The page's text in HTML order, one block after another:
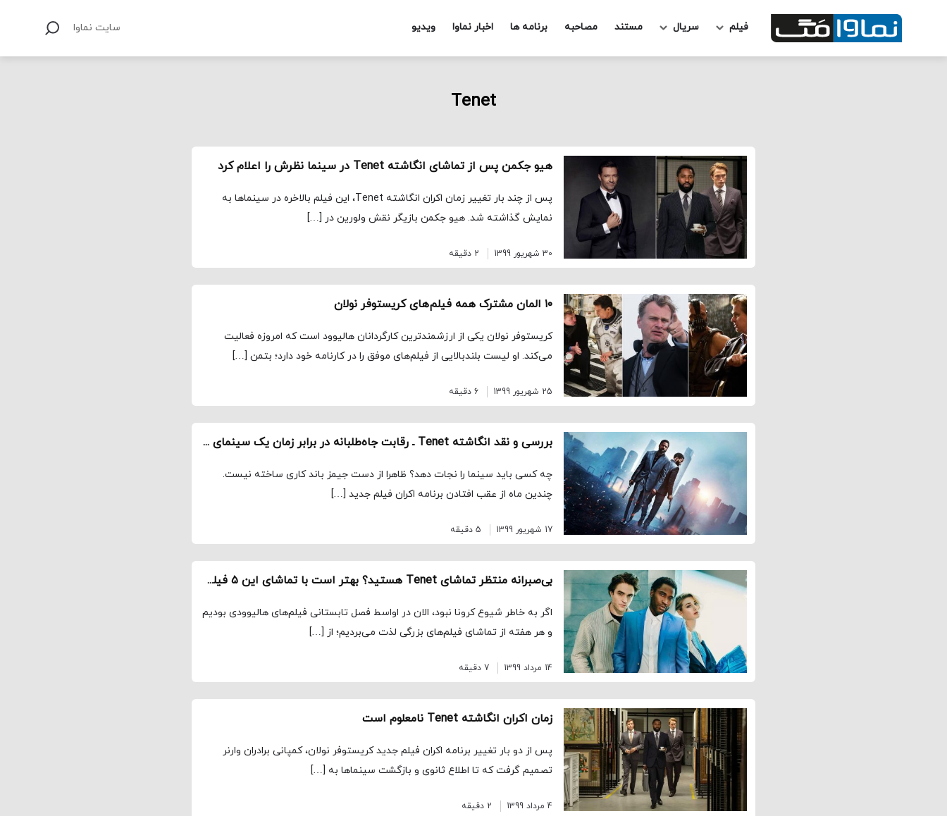
فیلم سریال مستند مصاحبه برنامه ها اخبار نماوا ویدیو سایت نماوا
Tenet
هیو جکمن پس از تماشای انگاشته Tenet در سینما نظرش را اعلام کرد
پس از چند بار تغییر زمان اکران انگاشته Tenet، این فیلم بالاخره در سینماها به
نمایش گذاشته شد. هیو جکمن بازیگر نقش ولورین در […]
30 شهریور 1399 2 دقیقه
۱۰ المان مشترک همه فیلم‌های کریستوفر نولان
کریستوفر نولان یکی از ارزشمندترین کارگردانان هالیوود است که امروزه فعالیت
می‌کند. او لیست بلندبالایی از فیلم‌های موفق را در کارنامه خود دارد؛ بتمن […]
25 شهریور 1399 6 دقیقه
بررسی و نقد انگاشته Tenet ـ رقابت جاه‌طلبانه در برابر زمان یک سینمای باشکوه را پدید آورده است
چه کسی باید سینما را نجات دهد؟ ظاهرا از دست جیمز باند کاری ساخته نیست.
چندین ماه از عقب افتادن برنامه اکران فیلم جدید […]
17 شهریور 1399 5 دقیقه
بی‌صبرانه منتظر تماشای Tenet هستید؟ بهتر است با تماشای این ۵ فیلم خودتان را آماده کنید
اگر به خاطر شیوع کرونا نبود، الان در اواسط فصل تابستانی فیلم‌های هالیوودی بودیم
و هر هفته از تماشای فیلم‌های بزرگی لذت می‌بردیم؛ از […]
14 مرداد 1399 7 دقیقه
زمان اکران انگاشته Tenet نامعلوم است
پس از دو بار تغییر برنامه اکران فیلم جدید کریستوفر نولان، کمپانی برادران وارنر
تصمیم گرفت که تا اطلاع ثانوی و بازگشت سینماها به […]
4 مرداد 1399 2 دقیقه